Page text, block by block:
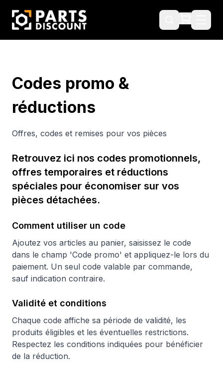
Codes promo &
réductions
Offres, codes et remises pour vos pièces
Retrouvez ici nos codes promotionnels,
offres temporaires et réductions
spéciales pour économiser sur vos
pièces détachées.
Comment utiliser un code
Ajoutez vos articles au panier, saisissez le code
dans le champ 'Code promo' et appliquez-le lors du
paiement. Un seul code valable par commande,
sauf indication contraire.
Validité et conditions
Chaque code affiche sa période de validité, les
produits éligibles et les éventuelles restrictions.
Respectez les conditions indiquées pour bénéficier
de la réduction.